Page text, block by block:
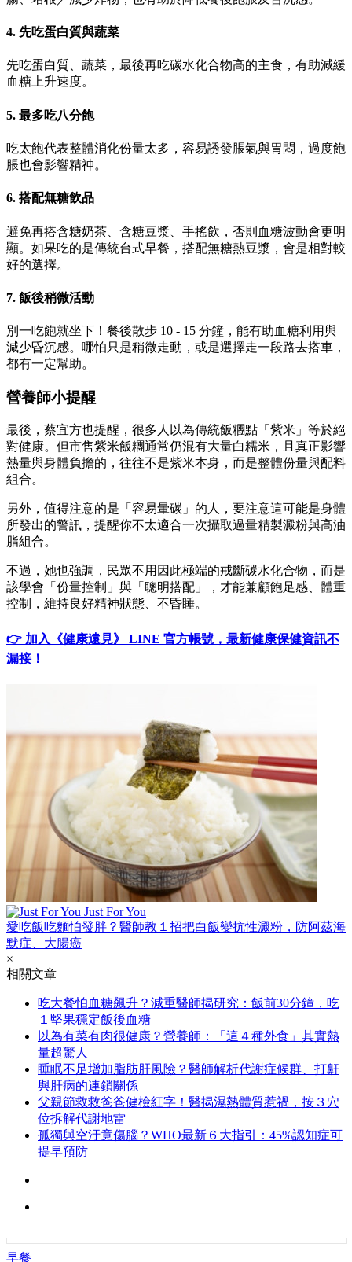
4. 先吃蛋白質與蔬菜
先吃蛋白質、蔬菜，最後再吃碳水化合物高的主食，有助減緩
血糖上升速度。
5. 最多吃八分飽
吃太飽代表整體消化份量太多，容易誘發脹氣與胃悶，過度飽
脹也會影響精神。
6. 搭配無糖飲品
避免再搭含糖奶茶、含糖豆漿、手搖飲，否則血糖波動會更明
顯。如果吃的是傳統台式早餐，搭配無糖熱豆漿，會是相對較
好的選擇。
7. 飯後稍微活動
別一吃飽就坐下！餐後散步 10 - 15 分鐘，能有助血糖利用與
減少昏沉感。哪怕只是稍微走動，或是選擇走一段路去搭車，
都有一定幫助。
營養師小提醒
最後，蔡宜方也提醒，很多人以為傳統飯糰點「紫米」等於絕
對健康。但市售紫米飯糰通常仍混有大量白糯米，且真正影響
熱量與身體負擔的，往往不是紫米本身，而是整體份量與配料
組合。
另外，值得注意的是「容易暈碳」的人，要注意這可能是身體
所發出的警訊，提醒你不太適合一次攝取過量精製澱粉與高油
脂組合。
不過，她也強調，民眾不用因此極端的戒斷碳水化合物，而是
該學會「份量控制」與「聰明搭配」，才能兼顧飽足感、體重
控制，維持良好精神狀態、不昏睡。
👉 加入《健康遠見》 LINE 官方帳號，最新健康保健資訊不
漏接！
Just For You
愛吃飯吃麵怕發胖？醫師教１招把白飯變抗性澱粉，防阿茲海
默症、大腸癌
×
相關文章
吃大餐怕血糖飆升？減重醫師揭研究：飯前30分鐘，吃
１堅果穩定飯後血糖
以為有菜有肉很健康？營養師：「這４種外食」其實熱
量超驚人
睡眠不足增加脂肪肝風險？醫師解析代謝症候群、打鼾
與肝病的連鎖關係
父親節救救爸爸健檢紅字！醫揭濕熱體質惹禍，按３穴
位拆解代謝地雷
孤獨與空汙竟傷腦？WHO最新６大指引：45%認知症可
提早預防
早餐